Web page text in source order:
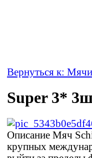
Вернуться к:
Super 3*
Описание Мяч
крупных